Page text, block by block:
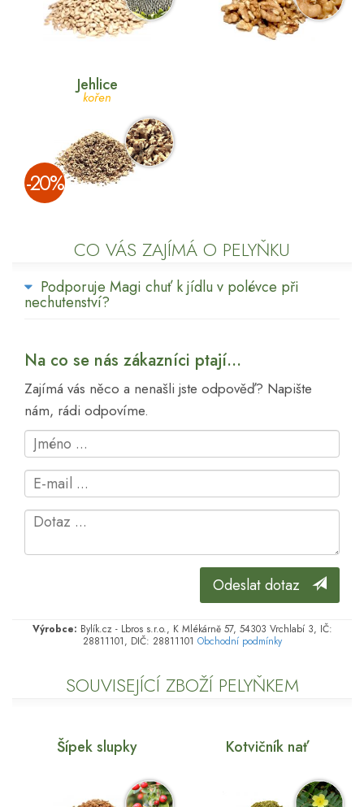
Jehlice
kořen
­-20%
CO VÁS ZAJÍMÁ O PELYŇKU
Podporuje Magi chuť k jídlu v polévce při
nechutenství?
Na co se nás zákazníci ptají...
Zajímá vás něco a nenašli jste odpověď? Napište
nám, rádi odpovíme.
Odeslat dotaz
Výrobce: Bylík.cz - Lbros s.r.o., K Mlékárně 57, 54303 Vrchlabí 3, IČ:
28811101, DIČ: 28811101 Obchodní podmínky
SOUVISEJÍCÍ ZBOŽÍ PELYŇKEM
Šípek slupky Kotvičník nať